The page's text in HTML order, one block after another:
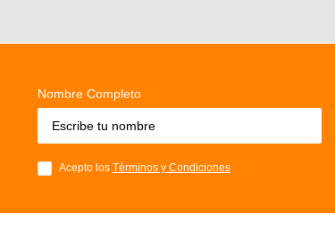
Nombre Completo
Acepto los Términos y Condiciones